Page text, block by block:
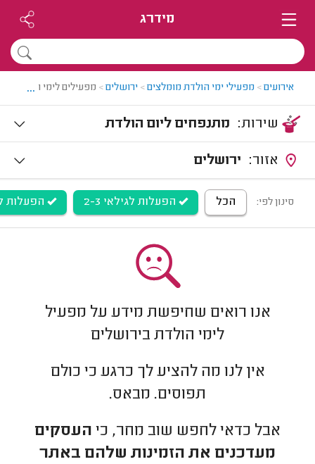
מידרג
אירועים> מפעילי ימי הולדת מומלצים> ירושלים> מפעילים לימי הולדת
...
מתנפחים ליום הולדת
ירושלים
סינון לפי: הכל הפעלות לגילאי 2-3 הפעלות
אנו רואים שחיפשת מידע על מפעיל
לימי הולדת בירושלים
אין לנו מה להציע לך כרגע כי כולם
תפוסים. מבאס.
אבל כדאי לחפש שוב מחר, כי העסקים
מעדכנים את הזמינות שלהם באתר